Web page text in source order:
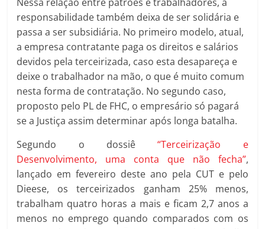
responsabilidade também deixa de ser solidária e
passa a ser subsidiária. No primeiro modelo, atual,
a empresa contratante paga os direitos e salários
devidos pela terceirizada, caso esta desapareça e
deixe o trabalhador na mão, o que é muito comum
nesta forma de contratação. No segundo caso,
proposto pelo PL de FHC, o empresário só pagará
se a Justiça assim determinar após longa batalha.
Segundo o dossiê“Terceirização e
Desenvolvimento, uma conta que não fecha”,
lançado em fevereiro deste ano pela CUT e pelo
Dieese, os terceirizados ganham 25% menos,
trabalham quatro horas a mais e ficam 2,7 anos a
menos no emprego quando comparados com os